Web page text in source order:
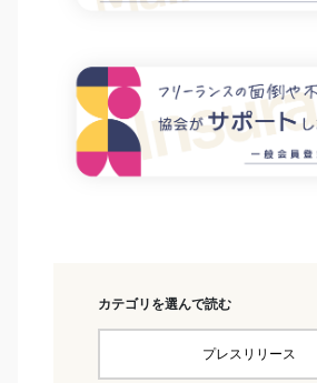
カテゴリを選んで読む
プレスリリース